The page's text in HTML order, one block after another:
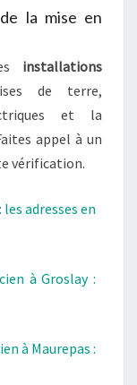
la mise en
installations
de terre,
et la
appel à un
vérification.
adresses en
à Groslay :
à Maurepas :